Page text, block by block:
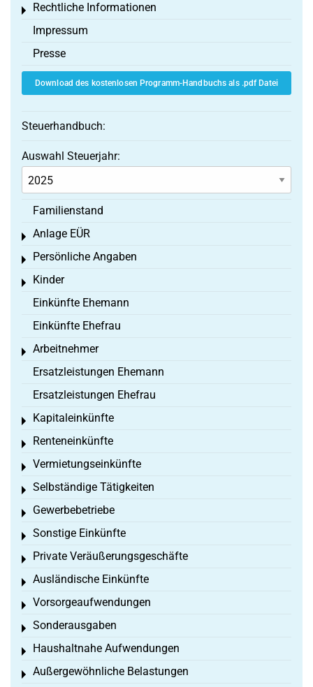
Rechtliche Informationen
Toggle menu
Impressum
Presse
Download des kostenlosen Programm-Handbuchs als .pdf Datei
Steuerhandbuch:
Auswahl Steuerjahr:
Familienstand
Anlage EÜR
Toggle menu
Persönliche Angaben
Toggle menu
Kinder
Toggle menu
Einkünfte Ehemann
Einkünfte Ehefrau
Arbeitnehmer
Toggle menu
Ersatzleistungen Ehemann
Ersatzleistungen Ehefrau
Kapitaleinkünfte
Toggle menu
Renteneinkünfte
Toggle menu
Vermietungseinkünfte
Toggle menu
Selbständige Tätigkeiten
Toggle menu
Gewerbebetriebe
Toggle menu
Sonstige Einkünfte
Toggle menu
Private Veräußerungsgeschäfte
Toggle menu
Ausländische Einkünfte
Toggle menu
Vorsorgeaufwendungen
Toggle menu
Sonderausgaben
Toggle menu
Haushaltnahe Aufwendungen
Toggle menu
Außergewöhnliche Belastungen
Toggle menu